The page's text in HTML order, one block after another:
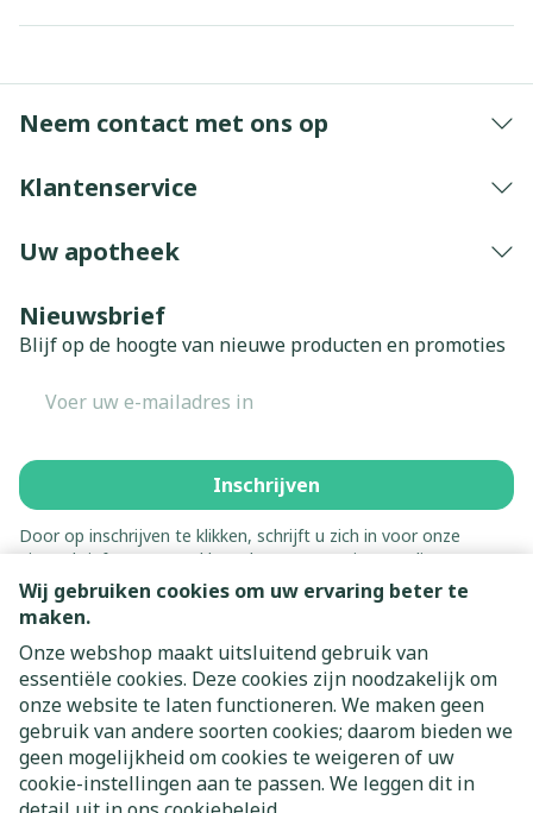
Wij gebruiken cookies om uw ervaring beter te
maken.
Onze webshop maakt uitsluitend gebruik van
essentiële cookies. Deze cookies zijn noodzakelijk om
onze website te laten functioneren. We maken geen
gebruik van andere soorten cookies; daarom bieden we
geen mogelijkheid om cookies te weigeren of uw
cookie-instellingen aan te passen. We leggen dit in
Neem contact met ons op
Klantenservice
Uw apotheek
Nieuwsbrief
Blijf op de hoogte van nieuwe producten en promoties
Inschrijven
Door op inschrijven te klikken, schrijft u zich in voor onze
nieuwsbrief en gaat u akkoord met onzeprivacy policy.
Juridische links